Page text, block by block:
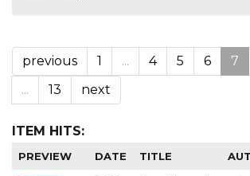
previous 1 ... 4 5 6 7
...
13 next
ITEM HITS:
PREVIEW DATE TITLE